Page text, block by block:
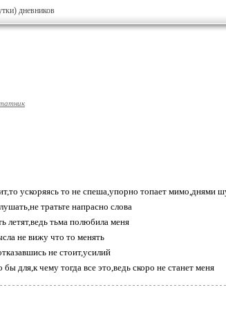
дневников
ускоряясь то не спеша,упорно топает мимо,днями
тратьте напрасно слова
летят,ведь тьма полюбила меня
не вижу что то менять
не стоит,усилий
для,к чему тогда все это,ведь скоро не станет меня